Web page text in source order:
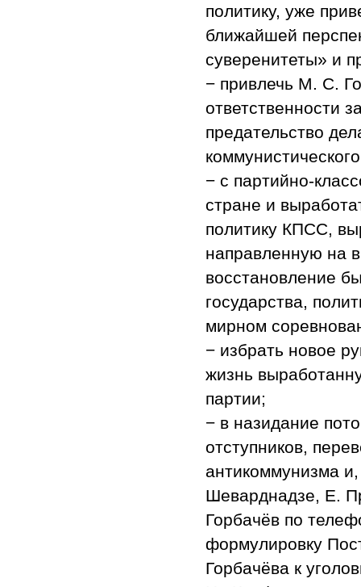
политику, уже
ближайшей
суверенитеты» и
− привлечь М. С.
ответственности
предательство
− с партийно-
стране и
политику КПСС,
направленную на
восстановление
государства,
мирном
− избрать новое
жизнь
партии;
− в назидание
отступников,
антикоммунизма
Шеварднадзе, Е.
Горбачёв по
формулировку
Горбачёва к